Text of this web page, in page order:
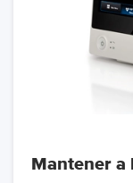
Mantener a